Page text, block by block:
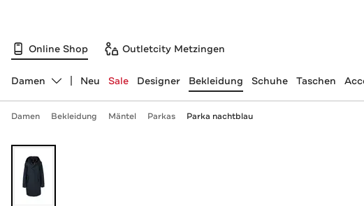
Online Shop Outletcity Metzingen
Abteilung ändern, ausgewählt:
Damen Neu Sale Designer Bekleidung Schuhe Taschen
Damen Bekleidung Mäntel Parkas Parka nachtblau